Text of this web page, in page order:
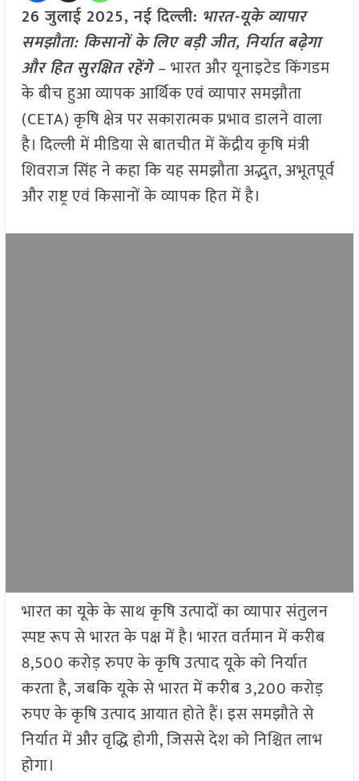
26 जुलाई 2025, नई दिल्ली: भारत-यूके व्यापार
समझौता: किसानों के लिए बड़ी जीत, निर्यात बढ़ेगा
और हित सुरक्षित रहेंगे– भारत और यूनाइटेड किंगडम
के बीच हुआ व्यापक आर्थिक एवं व्यापार समझौता
(CETA) कृषि क्षेत्र पर सकारात्मक प्रभाव डालने वाला
है। दिल्ली में मीडिया से बातचीत में केंद्रीय कृषि मंत्री
शिवराज सिंह ने कहा कि यह समझौता अद्भुत, अभूतपूर्व
और राष्ट्र एवं किसानों के व्यापक हित में है।
भारत का यूके के साथ कृषि उत्पादों का व्यापार संतुलन
स्पष्ट रूप से भारत के पक्ष में है। भारत वर्तमान में करीब
8,500 करोड़ रुपए के कृषि उत्पाद यूके को निर्यात
करता है, जबकि यूके से भारत में करीब 3,200 करोड़
रुपए के कृषि उत्पाद आयात होते हैं। इस समझौते से
निर्यात में और वृद्धि होगी, जिससे देश को निश्चित लाभ
होगा।